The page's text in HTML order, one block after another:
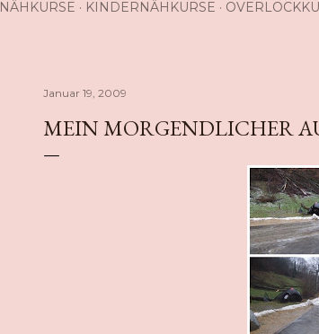
NÄHKURSE KINDERNÄHKURSE
Januar 19, 2009
MEIN MORGENDLICHER